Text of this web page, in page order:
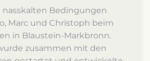
nasskalten Bedingungen
Marc und Christoph beim
in Blaustein-Markbronn.
zusammen mit den